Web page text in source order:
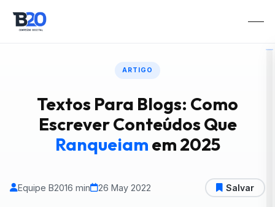
ARTIGO
Textos Para Blogs: Como
Escrever Conteúdos Que
Ranqueiam em 2025
Equipe B2016 min 26 May 2022 Salvar